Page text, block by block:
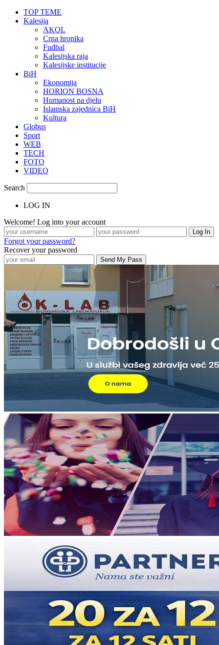
TOP TEME
Kalesija
AKOL
Crna hronika
Fudbal
Kalesijska raja
Kalesijske institucije
BiH
Ekonomija
HORION BOSNA
Humanost na djelu
Islamska zajednica BiH
Kultura
Globus
Sport
WEB
TECH
FOTO
VIDEO
Search
LOG IN
Welcome! Log into your account
Forgot your password?
Recover your password